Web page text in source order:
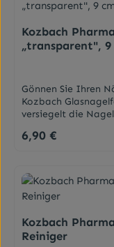
Kanten, schaffen
sterilisierbar,
geeignet und mit
nicht frei wählbar)
Kozbach
„transparent", 9
Gönnen Sie Ihren
Kozbach
versiegelt die
Nägel. Transparent
einem.
des Nagels und
beständiger
Nagel. Sie ist
langlebig, für
zu reinigen.
Regulärer Preis:
6,90 €
Kozbach
Reiniger